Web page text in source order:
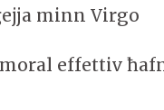
minn Virgo
effettiv